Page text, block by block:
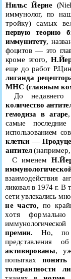
Нильс Йерне (
иммунолог, по
тройку) самых
первую теорию
иммунитету,
фоцитов — это
кроме этого,
еще до работ
лиганда
МНС (главным
До
количество
гемодиза в агаре
самые
использованием
клетки—
антител
С именем
взаимодействия
ликовал в 1974 г. В
сети увлекались
не часто, по
хотя
премии. Но, по
представления
активированы,
попыткахпонять
толерантности